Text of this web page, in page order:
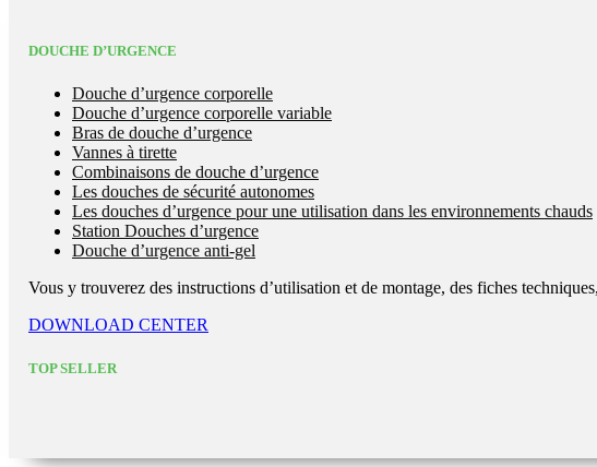
DOUCHE D’URGENCE
Douche d’urgence corporelle
Douche d’urgence corporelle variable
Bras de douche d’urgence
Vannes à tirette
Combinaisons de douche d’urgence
Les douches de sécurité autonomes
Les douches d’urgence pour une utilisation dans les environnements chauds
Station Douches d’urgence
Douche d’urgence anti-gel
Vous y trouverez des instructions d’utilisation et de montage, des fiches
DOWNLOAD CENTER
TOP SELLER